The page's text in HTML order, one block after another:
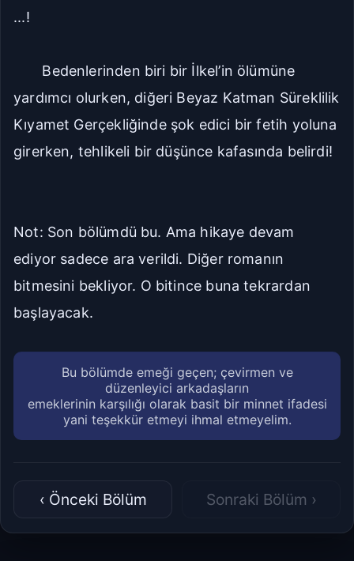
...!
Bedenlerinden biri bir İlkel’in ölümüne
yardımcı olurken, diğeri Beyaz Katman Süreklilik
Kıyamet Gerçekliğinde şok edici bir fetih yoluna
girerken, tehlikeli bir düşünce kafasında belirdi!
Not: Son bölümdü bu. Ama hikaye devam
ediyor sadece ara verildi. Diğer romanın
bitmesini bekliyor. O bitince buna tekrardan
başlayacak.
Bu bölümde emeği geçen; çevirmen ve
düzenleyici arkadaşların
emeklerinin karşılığı olarak basit bir minnet ifadesi
yani teşekkür etmeyi ihmal etmeyelim.
‹ Önceki Bölüm Sonraki Bölüm ›